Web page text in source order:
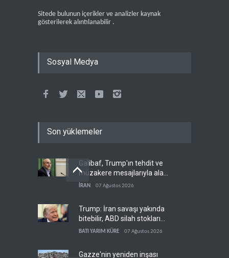
Sitede bulunun içerikler ve analizler kaynak
gösterilerek alıntılanabilir .
Sosyal Medya
Son yüklemeler
Galibaf, Trump'ın tehdit ve
müzakere mesajlarıyla alay
etti
İRAN 07 Ağustos 2026
Trump: İran savaşı yakında
bitebilir, ABD silah stokları
zorlanıyor
BATI YARIM KÜRE 07 Ağustos 2026
Gazze'nin yeniden inşası